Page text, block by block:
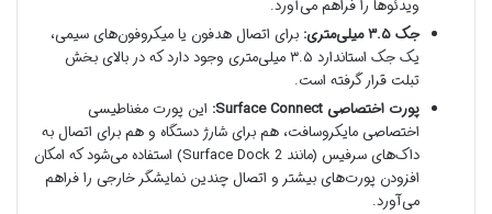
ویدئوها را فراهم می‌آورد.
جک ۳.۵ میلی‌متری:
برای اتصال هدفون یا میکروفون‌های سیمی،
یک جک استاندارد ۳.۵ میلی‌متری وجود دارد که در بالای بخش
تبلت قرار گرفته است.
پورت اختصاصی Surface Connect:
این پورت مغناطیسی
اختصاصی مایکروسافت، هم برای شارژ دستگاه و هم برای اتصال به
داک‌های سرفیس (مانند Surface Dock 2) استفاده می‌شود که امکان
افزودن پورت‌های بیشتر و اتصال چندین نمایشگر خارجی را فراهم
می‌آورد.